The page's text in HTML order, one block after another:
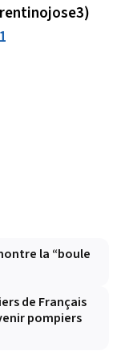
la “boule
de Français
pompiers